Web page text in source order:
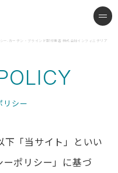
ー-カーテン・ブラインド取付業者 株式会社インフィニテリア
リシー
「当サイト」といい
ーポリシー」に基づ